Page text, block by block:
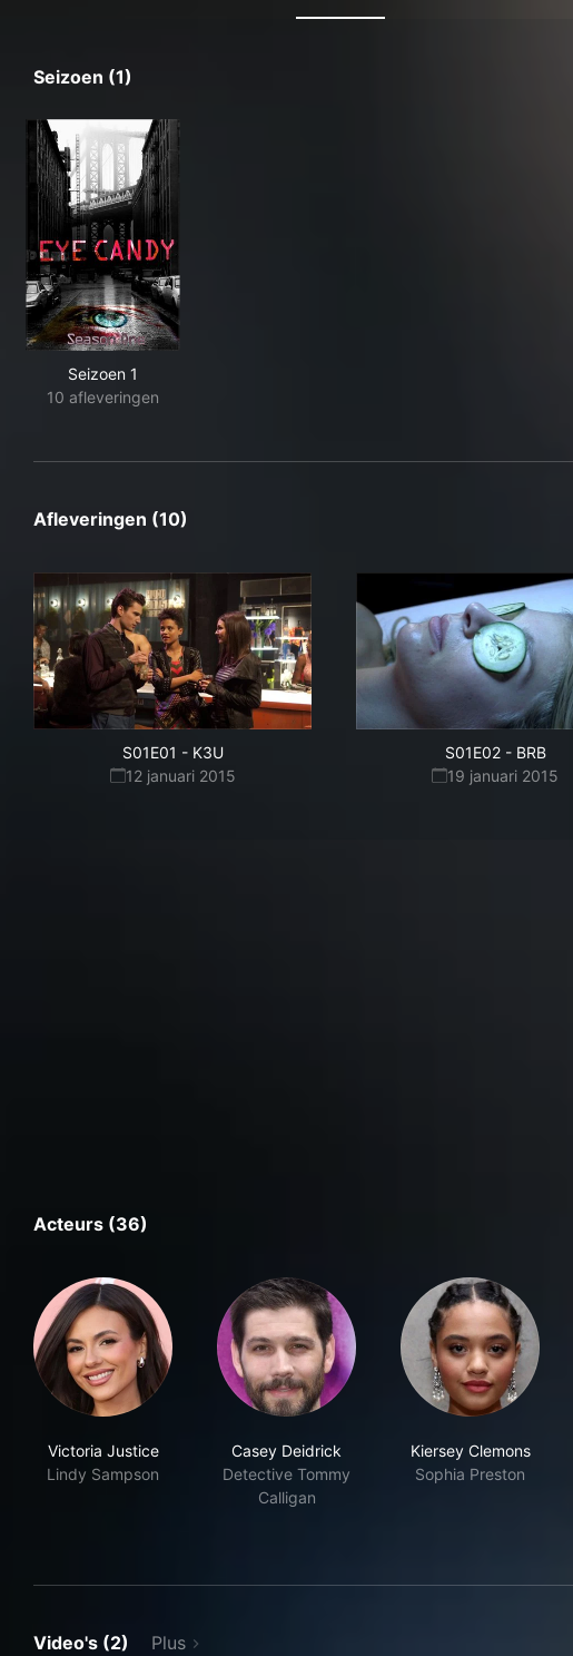
Seizoen (1)
Seizoen 1
10 afleveringen
Afleveringen (10)
S01E01 - K3U
12 januari 2015
S01E02- BRB
19 januari 2015
Acteurs (36)
Victoria Justice
Lindy Sampson
Casey Deidrick
Detective Tommy
Calligan
Kiersey Clemons
Sophia Preston
Video's (2) Plus